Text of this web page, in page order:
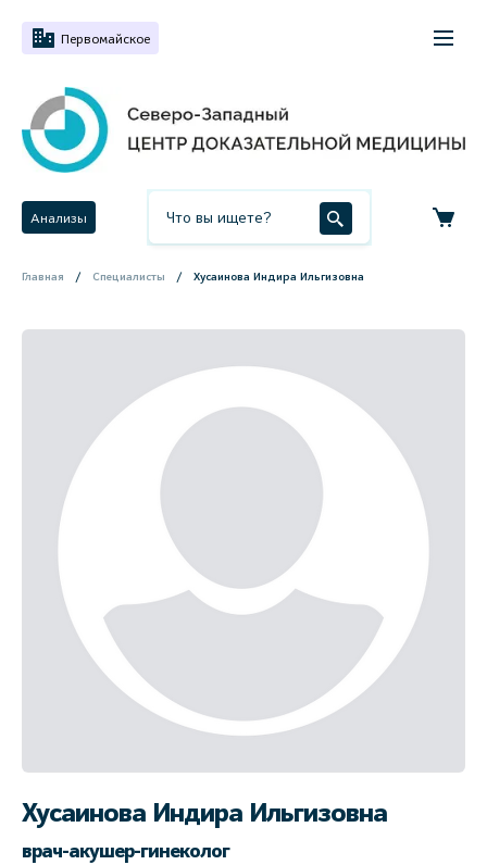
Первомайское
Анализы
Главная Специалисты Хусаинова Индира Ильгизовна
Хусаинова Индира Ильгизовна
врач-акушер-гинеколог